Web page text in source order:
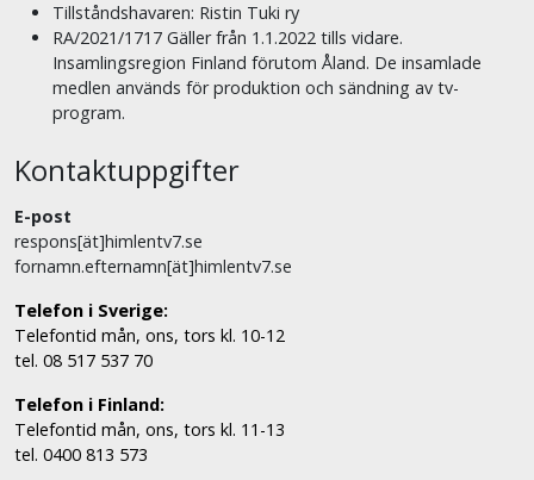
Tillståndshavaren: Ristin Tuki ry
RA/2021/1717 Gäller från 1.1.2022 tills vidare.
Insamlingsregion Finland förutom Åland. De insamlade
medlen används för produktion och sändning av tv-
program.
Kontaktuppgifter
E-post
respons[ät]himlentv7.se
fornamn.efternamn[ät]himlentv7.se
Telefon i Sverige:
Telefontid mån, ons, tors kl. 10-12
tel. 08 517 537 70
Telefon i Finland:
Telefontid mån, ons, tors kl. 11-13
tel. 0400 813 573